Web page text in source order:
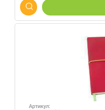
Артикул: